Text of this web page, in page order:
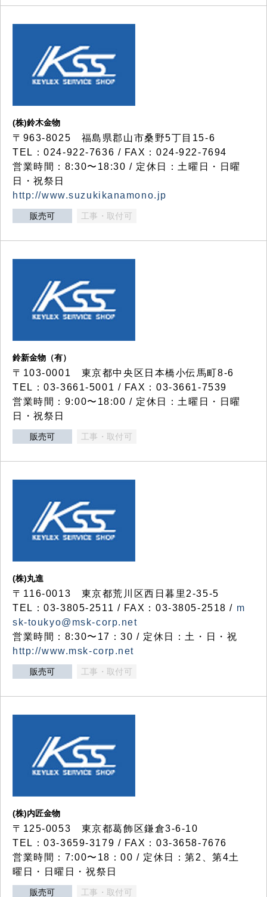
(株)鈴木金物
〒963-8025 福島県郡山市桑野5丁目15-6
TEL：024-922-7636 / FAX：024-922-7694
営業時間：8:30〜18:30 / 定休日：土曜日・日曜
日・祝祭日
http://www.suzukikanamono.jp
販売可 工事・取付可
鈴新金物（有）
〒103-0001 東京都中央区日本橋小伝馬町8-6
TEL：03-3661-5001 / FAX：03-3661-7539
営業時間：9:00〜18:00 / 定休日：土曜日・日曜
日・祝祭日
販売可 工事・取付可
(株)丸進
〒116-0013 東京都荒川区西日暮里2-35-5
TEL：03-3805-2511 / FAX：03-3805-2518 / m
sk-toukyo@msk-corp.net
営業時間：8:30〜17：30 / 定休日：土・日・祝
http://www.msk-corp.net
販売可 工事・取付可
(株)内匠金物
〒125-0053 東京都葛飾区鎌倉3-6-10
TEL：03-3659-3179 / FAX：03-3658-7676
営業時間：7:00〜18：00 / 定休日：第2、第4土
曜日・日曜日・祝祭日
販売可 工事・取付可